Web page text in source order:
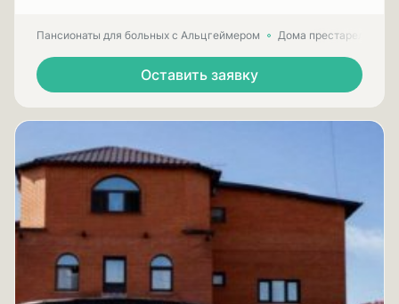
Пансионаты для больных с Альцгеймером Дома престарелых
Оставить заявку